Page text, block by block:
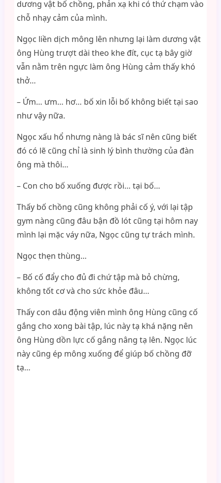
dương vật bố chồng, phản xạ khi có thứ chạm vào
chỗ nhạy cảm của mình.
Ngọc liền dịch mông lên nhưng lại làm dương vật
ông Hùng trượt dài theo khe đít, cục tạ bây giờ
vẫn nằm trên ngực làm ông Hùng cảm thấy khó
thở…
– Ứm… ưm… hơ… bố xin lỗi bố không biết tại sao
như vậy nữa.
Ngọc xấu hổ nhưng nàng là bác sĩ nên cũng biết
đó có lẽ cũng chỉ là sinh lý bình thường của đàn
ông mà thôi…
– Con cho bố xuống được rồi… tại bố…
Thấy bố chồng cũng không phải cố ý, với lại tập
gym nàng cũng đâu bận đồ lót cũng tại hôm nay
mình lại mặc váy nữa, Ngọc cũng tự trách mình.
Ngọc thẹn thùng…
– Bố cố đẩy cho đủ đi chứ tập mà bỏ chừng,
không tốt cơ và cho sức khỏe đâu…
Thấy con dâu động viên mình ông Hùng cũng cố
gắng cho xong bài tập, lúc này tạ khá nặng nên
ông Hùng dồn lực cố gắng nâng tạ lên. Ngọc lúc
này cũng ép mông xuống để giúp bố chồng đỡ
tạ…